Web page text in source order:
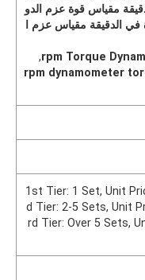
مقياس قوة عزم الدو
دورة في الدقيقة مقياس عزم ا
,
3300 rpm dynamometer
1st Tier: 1 Set, Unit
d Tier: 2-5 Sets, Unit
rd Tier: Over 5 Sets,